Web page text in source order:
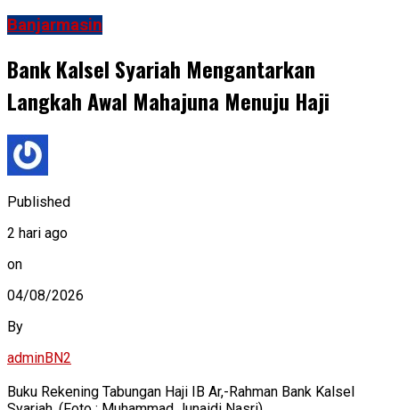
Banjarmasin
Bank Kalsel Syariah Mengantarkan
Langkah Awal Mahajuna Menuju Haji
Published
2 hari ago
on
04/08/2026
By
adminBN2
Buku Rekening Tabungan Haji IB Ar,-Rahman Bank Kalsel